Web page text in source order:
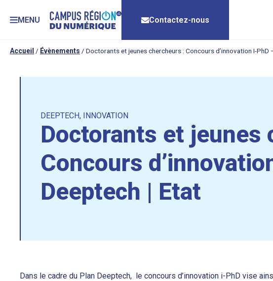
MENU Contactez-nous
Accueil / Évènements / Doctorants et jeunes chercheurs : Concours d’innovation I-PhD
DEEPTECH, INNOVATION
Doctorants et jeunes
Concours
Deeptech | Etat
Dans le cadre du Plan Deeptech, le concours d’innovation i-PhD vise